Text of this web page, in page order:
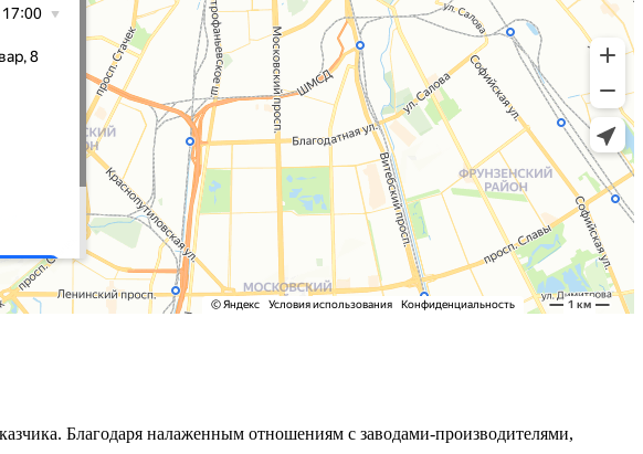
Благодаря налаженным отношениям с заводами-производителями,